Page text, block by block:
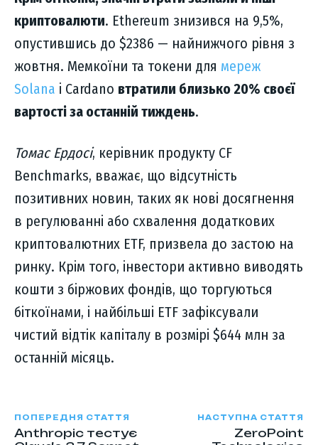
криптовалюти. Ethereum знизився на 9,5%,
опустившись до $2386 — найнижчого рівня з
жовтня. Мемкоїни та токени для мереж
Solana і Cardano втратили близько 20% своєї
вартості за останній тиждень.
Томас Ердосі, керівник продукту CF
Benchmarks, вважає, що відсутність
позитивних новин, таких як нові досягнення
в регулюванні або схвалення додаткових
криптовалютних ETF, призвела до застою на
ринку. Крім того, інвестори активно виводять
кошти з біржових фондів, що торгуються
біткоїнами, і найбільші ETF зафіксували
чистий відтік капіталу в розмірі $644 млн за
останній місяць.
ПОПЕРЕДНЯ СТАТТЯ
Anthropic тестує
НАСТУПНА СТАТТЯ
ZeroPoint